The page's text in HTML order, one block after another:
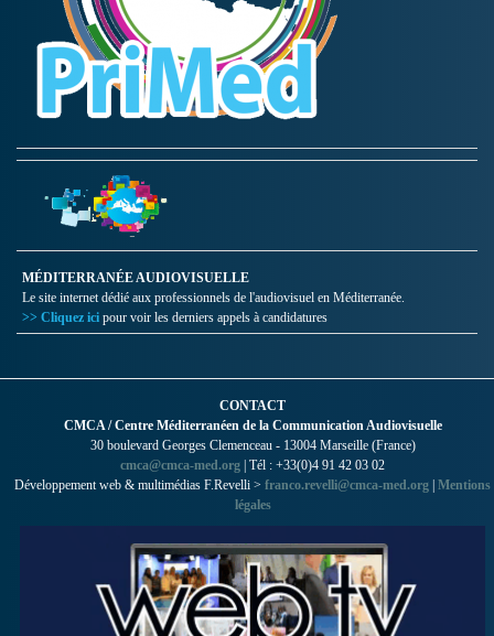
MÉDITERRANÉE AUDIOVISUELLE
Le site internet dédié aux professionnels de l'audiovisuel en Méditerranée.
>> Cliquez ici pour voir les derniers appels à candidatures
CONTACT
CMCA / Centre Méditerranéen de la Communication Audiovisuelle
30 boulevard Georges Clemenceau - 13004 Marseille (France)
cmca@cmca-med.org | Tél : +33(0)4 91 42 03 02
Développement web & multimédias F.Revelli > franco.revelli@cmca-med.org Mentions
légales